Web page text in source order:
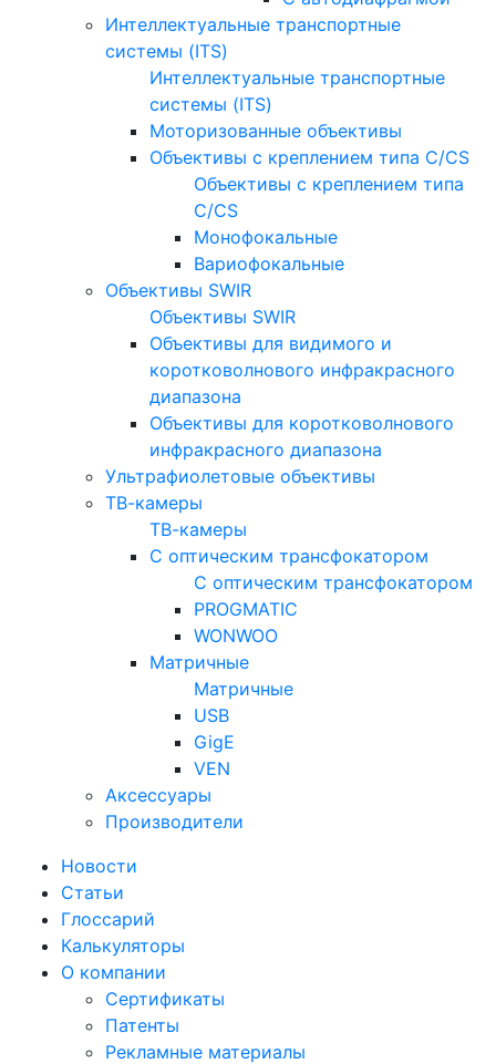
Интеллектуальные транспортные
системы (ITS)
Интеллектуальные транспортные
системы (ITS)
Моторизованные объективы
Объективы с креплением типа C/CS
Объективы с креплением типа
C/CS
Монофокальные
Вариофокальные
Объективы SWIR
Объективы SWIR
Объективы для видимого и
коротковолнового инфракрасного
диапазона
Объективы для коротковолнового
инфракрасного диапазона
Ультрафиолетовые объективы
ТВ-камеры
ТВ-камеры
С оптическим трансфокатором
С оптическим трансфокатором
PROGMATIC
WONWOO
Матричные
Матричные
USB
GigE
VEN
Аксессуары
Производители
Новости
Статьи
Глоссарий
Калькуляторы
О компании
Сертификаты
Патенты
Рекламные материалы